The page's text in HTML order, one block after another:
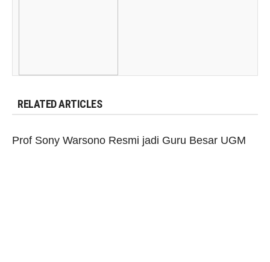
RELATED ARTICLES
Prof Sony Warsono Resmi jadi Guru Besar UGM